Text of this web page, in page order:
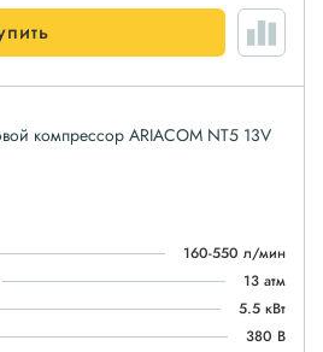
компрессор ARIACOM NT5 13V
160-550 л/мин
13 атм
5.5 кВт
380 В